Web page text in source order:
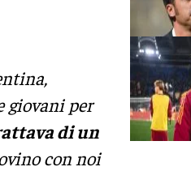
giovani per
di un
con noi